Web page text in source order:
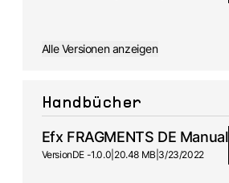
Alle Versionen anzeigen
Handbücher
Efx FRAGMENTS DE Manual
VersionDE -1.0.0 20.48 MB 3/23/2022